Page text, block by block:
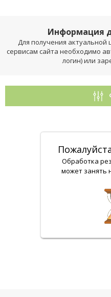
Информация
Для получения актуальной
сервисам сайта необходимо
логин) или
Обработка
может занять